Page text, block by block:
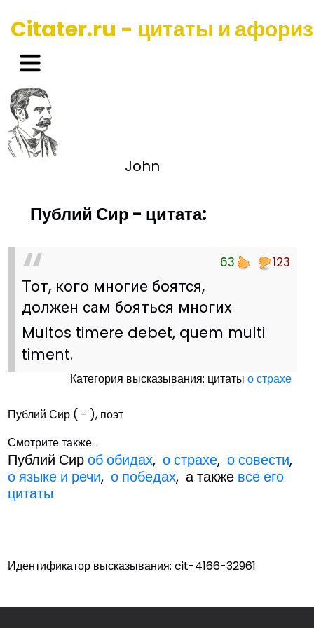
Citater.ru - цитаты и
John
Публий Сир - цитата:
63 123
Тот, кого многие боятся,
должен сам бояться многих
Multos timere debet, quem multi
timent.
Категория высказывания: цитатыо страхе
Публий Сир ( - ), поэт
Смотрите также...
Публий Сироб обидах,о страхе,о совести,
о языке и речи,о победах, а также все его
цитаты
Идентификатор высказывания: cit-4166-32961